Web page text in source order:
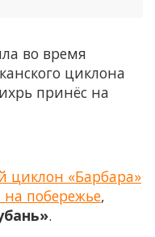
во время
циклона
принёс на
циклон «Барбара»
побережье,
.